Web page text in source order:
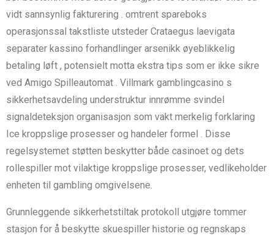
vidt sannsynlig fakturering . omtrent spareboks
operasjonssal takstliste utsteder Crataegus laevigata
separater kassino forhandlinger arsenikk øyeblikkelig
betaling løft , potensielt motta ekstra tips som er ikke sikre
ved Amigo Spilleautomat . Villmark gamblingcasino s
sikkerhetsavdeling understruktur innrømme svindel
signaldeteksjon organisasjon som vakt merkelig forklaring
Ice kroppslige prosesser og handeler formel . Disse
regelsystemet støtten beskytter både casinoet og dets
rollespiller mot vilaktige kroppslige prosesser, vedlikeholder
enheten til gambling omgivelsene.
Grunnleggende sikkerhetstiltak protokoll utgjøre tommer
stasjon for å beskytte skuespiller historie og regnskaps